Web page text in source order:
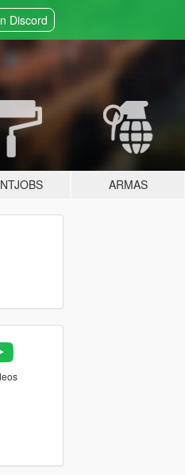
Discord
ARMAS